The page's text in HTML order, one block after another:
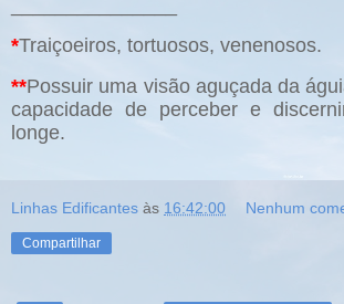
*Traiçoeiros, tortuosos, venenosos.
**Possuir uma visão aguçada da
capacidade de perceber e
longe.
Linhas Edificantes às 16:42:00 Nenhum
Compartilhar